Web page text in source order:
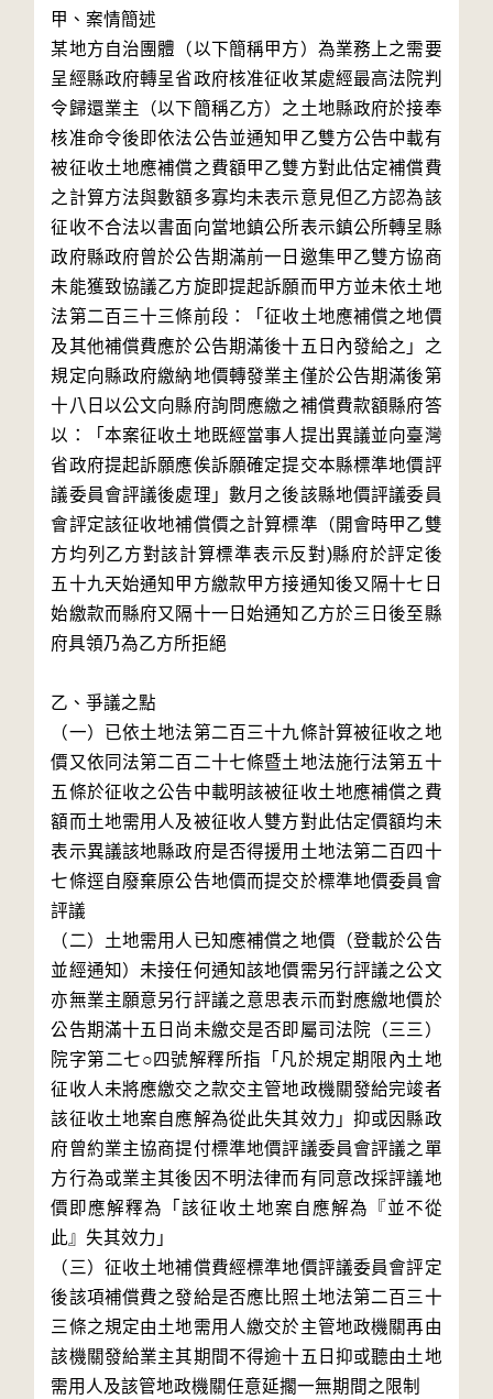
甲、案情簡述
某地方自治團體（以下簡稱甲方）為業務上之需要
呈經縣政府轉呈省政府核准征收某處經最高法院判
令歸還業主（以下簡稱乙方）之土地縣政府於接奉
核准命令後即依法公告並通知甲乙雙方公告中載有
被征收土地應補償之費額甲乙雙方對此估定補償費
之計算方法與數額多寡均未表示意見但乙方認為該
征收不合法以書面向當地鎮公所表示鎮公所轉呈縣
政府縣政府曾於公告期滿前一日邀集甲乙雙方協商
未能獲致協議乙方旋即提起訴願而甲方並未依土地
法第二百三十三條前段：「征收土地應補償之地價
及其他補償費應於公告期滿後十五日內發給之」之
規定向縣政府繳納地價轉發業主僅於公告期滿後第
十八日以公文向縣府詢問應繳之補償費款額縣府答
以：「本案征收土地既經當事人提出異議並向臺灣
省政府提起訴願應俟訴願確定提交本縣標準地價評
議委員會評議後處理」數月之後該縣地價評議委員
會評定該征收地補償價之計算標準（開會時甲乙雙
方均列乙方對該計算標準表示反對)縣府於評定後
五十九天始通知甲方繳款甲方接通知後又隔十七日
始繳款而縣府又隔十一日始通知乙方於三日後至縣
府具領乃為乙方所拒絕
乙、爭議之點
（一）已依土地法第二百三十九條計算被征收之地
價又依同法第二百二十七條暨土地法施行法第五十
五條於征收之公告中載明該被征收土地應補償之費
額而土地需用人及被征收人雙方對此估定價額均未
表示異議該地縣政府是否得援用土地法第二百四十
七條逕自廢棄原公告地價而提交於標準地價委員會
評議
（二）土地需用人已知應補償之地價（登載於公告
並經通知）未接任何通知該地價需另行評議之公文
亦無業主願意另行評議之意思表示而對應繳地價於
公告期滿十五日尚未繳交是否即屬司法院（三三）
院字第二七○四號解釋所指「凡於規定期限內土地
征收人未將應繳交之款交主管地政機關發給完竣者
該征收土地案自應解為從此失其效力」抑或因縣政
府曾約業主協商提付標準地價評議委員會評議之單
方行為或業主其後因不明法律而有同意改採評議地
價即應解釋為「該征收土地案自應解為『並不從
此』失其效力」
（三）征收土地補償費經標準地價評議委員會評定
後該項補償費之發給是否應比照土地法第二百三十
三條之規定由土地需用人繳交於主管地政機關再由
該機關發給業主其期間不得逾十五日抑或聽由土地
需用人及該管地政機關任意延擱一無期間之限制